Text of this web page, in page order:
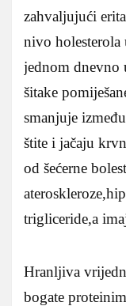
zahvaljujući
nivo
jednom dnevno
šitake
smanjuje
štite i jačaju
od šećerne
trigliceride,a
Hranljiva
bogate